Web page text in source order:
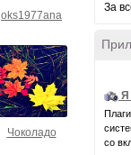
oks1977ana
Чоколадо
За
Я
со